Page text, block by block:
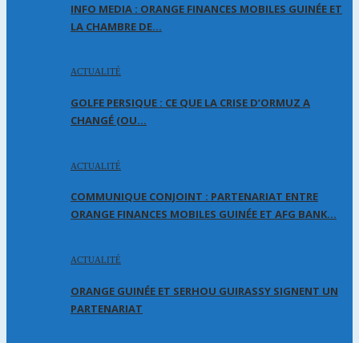
INFO MEDIA : ORANGE FINANCES MOBILES GUINÉE ET
LA CHAMBRE DE…
ACTUALITÉ
GOLFE PERSIQUE : CE QUE LA CRISE D’ORMUZ A
CHANGÉ (OU…
ACTUALITÉ
COMMUNIQUE CONJOINT : PARTENARIAT ENTRE
ORANGE FINANCES MOBILES GUINÉE ET AFG BANK…
ACTUALITÉ
ORANGE GUINÉE ET SERHOU GUIRASSY SIGNENT UN
PARTENARIAT